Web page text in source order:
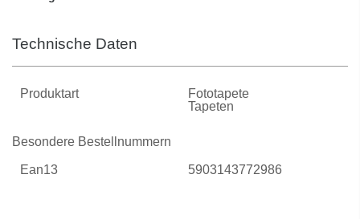
Technische Daten
Produktart
Fototapete
Tapeten
Besondere Bestellnummern
Ean13 5903143772986